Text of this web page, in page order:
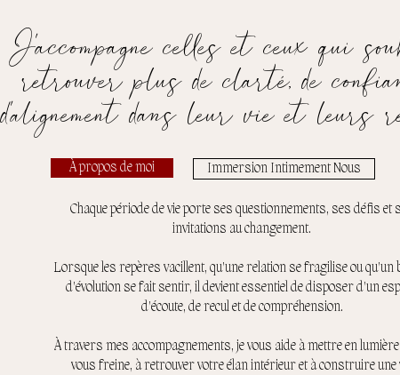
J'accompagne celles et ceux qui
retrouver plus de clarté, de
d'alignement dans leur vie et leurs
À propos de moi Immersion Intimement Nous
Chaque période de vie porte ses questionnements, ses défis et
invitations au changement.
Lorsque les repères vacillent, qu'une relation se fragilise ou qu'un
d'évolution se fait sentir, il devient essentiel de disposer d'un
d'écoute, de recul et de compréhension.
À travers mes accompagnements, je vous aide à mettre en lumière
vous freine, à retrouver votre élan intérieur et à construire une